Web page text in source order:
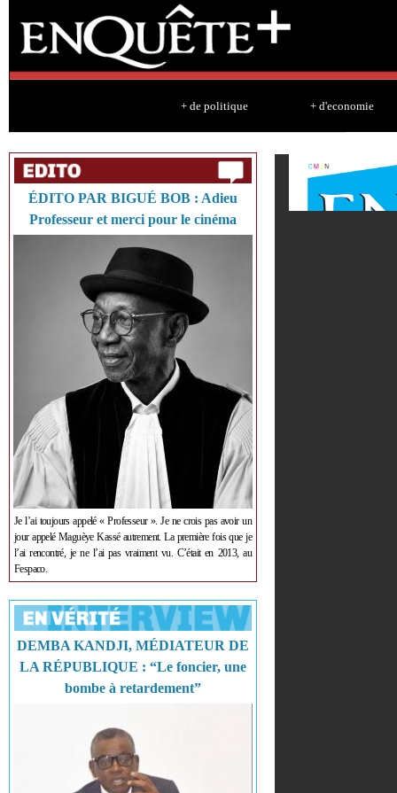
+ de politique + d'economie
ÉDITO PAR BIGUÉ BOB : Adieu
Professeur et merci pour le cinéma
Je l’ai toujours appelé « Professeur ». Je ne crois pas avoir un
jour appelé Maguèye Kassé autrement. La première fois que je
l’ai rencontré, je ne l’ai pas vraiment vu. C’était en 2013, au
Fespaco.
DEMBA KANDJI, MÉDIATEUR DE
LA RÉPUBLIQUE : “Le foncier, une
bombe à retardement”